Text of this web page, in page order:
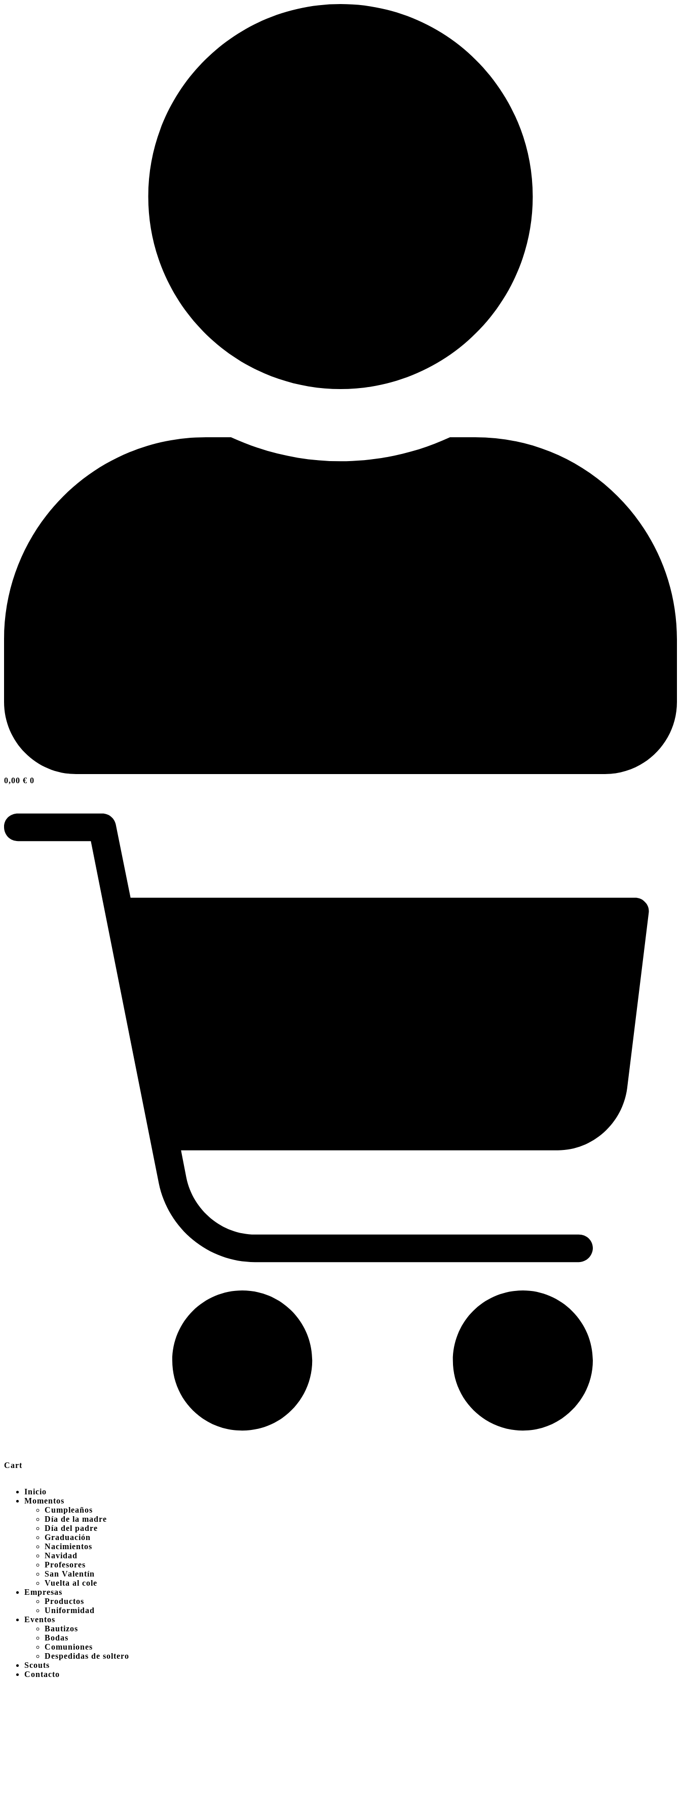
0,00 € 0
Cart
Inicio
Momentos
Cumpleaños
Día de la madre
Día del padre
Graduación
Nacimientos
Navidad
Profesores
San Valentín
Vuelta al cole
Empresas
Productos
Uniformidad
Eventos
Bautizos
Bodas
Comuniones
Despedidas de soltero
Scouts
Contacto